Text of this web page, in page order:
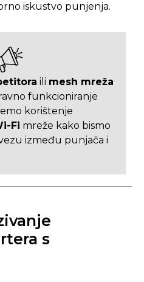
iskustvo punjenja.
ili mesh mreža
funkcioniranje
korištenje
Fi mreže kako bismo
između punjača i
s